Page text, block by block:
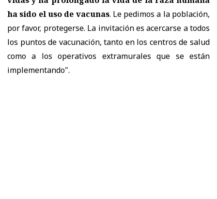
ha sido el uso de vacunas. Le pedimos a la población,
por favor, protegerse. La invitación es acercarse a todos
los puntos de vacunación, tanto en los centros de salud
como a los operativos extramurales que se están
implementando".